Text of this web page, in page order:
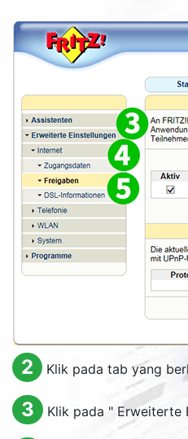
2 Klik pada tab yang
3 Klik pada " Erweiterte